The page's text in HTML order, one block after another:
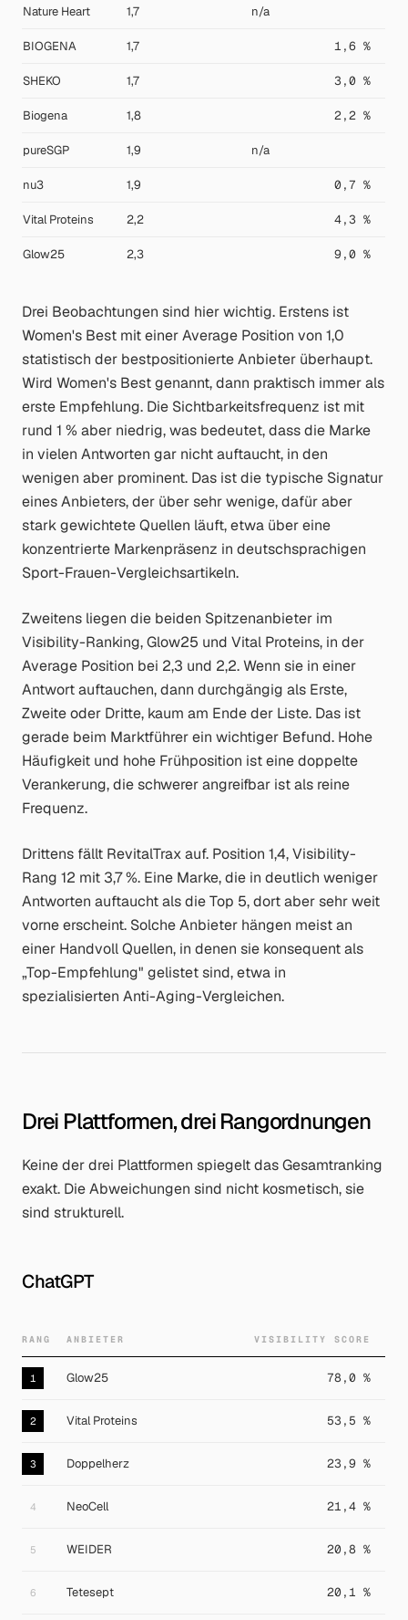
Nature Heart 1,7 n/a
BIOGENA 1,7 1,6 %
SHEKO 1,7 3,0 %
Biogena 1,8 2,2 %
pureSGP 1,9 n/a
nu3 1,9 0,7 %
Vital Proteins 2,2 4,3 %
Glow25 2,3 9,0 %
Drei Beobachtungen sind hier wichtig. Erstens ist
Women's Best mit einer Average Position von 1,0
statistisch der bestpositionierte Anbieter überhaupt.
Wird Women's Best genannt, dann praktisch immer als
erste Empfehlung. Die Sichtbarkeitsfrequenz ist mit
rund 1 % aber niedrig, was bedeutet, dass die Marke
in vielen Antworten gar nicht auftaucht, in den
wenigen aber prominent. Das ist die typische Signatur
eines Anbieters, der über sehr wenige, dafür aber
stark gewichtete Quellen läuft, etwa über eine
konzentrierte Markenpräsenz in deutschsprachigen
Sport-Frauen-Vergleichsartikeln.
Zweitens liegen die beiden Spitzenanbieter im
Visibility-Ranking, Glow25 und Vital Proteins, in der
Average Position bei 2,3 und 2,2. Wenn sie in einer
Antwort auftauchen, dann durchgängig als Erste,
Zweite oder Dritte, kaum am Ende der Liste. Das ist
gerade beim Marktführer ein wichtiger Befund. Hohe
Häufigkeit und hohe Frühposition ist eine doppelte
Verankerung, die schwerer angreifbar ist als reine
Frequenz.
Drittens fällt RevitalTrax auf. Position 1,4, Visibility-
Rang 12 mit 3,7 %. Eine Marke, die in deutlich weniger
Antworten auftaucht als die Top 5, dort aber sehr weit
vorne erscheint. Solche Anbieter hängen meist an
einer Handvoll Quellen, in denen sie konsequent als
„Top-Empfehlung" gelistet sind, etwa in
spezialisierten Anti-Aging-Vergleichen.
Drei Plattformen, drei Rangordnungen
Keine der drei Plattformen spiegelt das Gesamtranking
exakt. Die Abweichungen sind nicht kosmetisch, sie
sind strukturell.
ChatGPT
RANG ANBIETER VISIBILITY SCORE
1 Glow25 78,0 %
2 Vital Proteins 53,5 %
3 Doppelherz 23,9 %
4 NeoCell 21,4 %
5 WEIDER 20,8 %
6 Tetesept 20,1 %